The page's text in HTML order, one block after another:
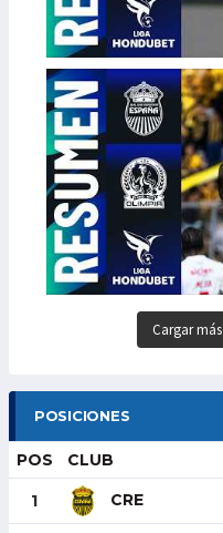
Cargar más
POSICIONES
POS CLUB
1 CRE